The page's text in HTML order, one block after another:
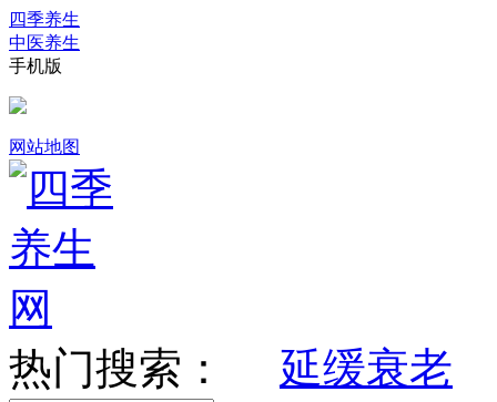
四季养生
中医养生
手机版
网站地图
热门搜索： 延缓衰老